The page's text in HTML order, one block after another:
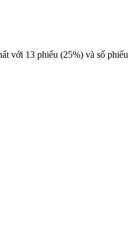
với 13 phiếu (25%) và số phiếu